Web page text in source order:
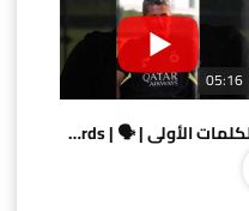
05:16
الكلمات الأولى | 🗣 | First words